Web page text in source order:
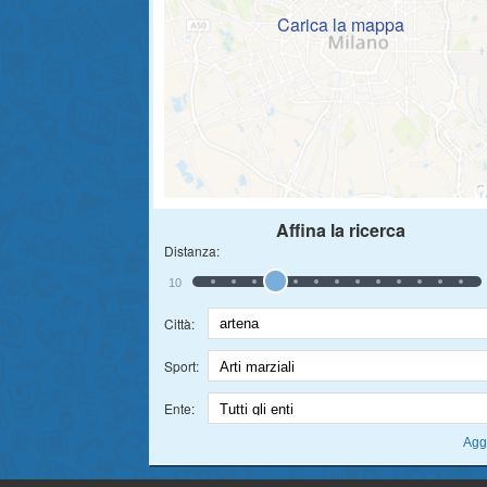
Carica la mappa
Affina la ricerca
Distanza:
10
Città:
Sport:
Ente: